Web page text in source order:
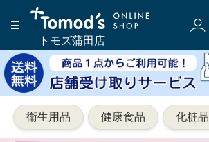
トモズ蒲田店
衛生用品 健康食品 化粧品